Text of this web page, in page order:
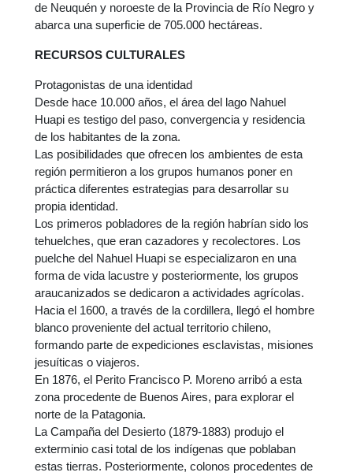
de Neuquén y noroeste de la Provincia de Río Negro y
abarca una superficie de 705.000 hectáreas.
RECURSOS CULTURALES
Protagonistas de una identidad
Desde hace 10.000 años, el área del lago Nahuel
Huapi es testigo del paso, convergencia y residencia
de los habitantes de la zona.
Las posibilidades que ofrecen los ambientes de esta
región permitieron a los grupos humanos poner en
práctica diferentes estrategias para desarrollar su
propia identidad.
Los primeros pobladores de la región habrían sido los
tehuelches, que eran cazadores y recolectores. Los
puelche del Nahuel Huapi se especializaron en una
forma de vida lacustre y posteriormente, los grupos
araucanizados se dedicaron a actividades agrícolas.
Hacia el 1600, a través de la cordillera, llegó el hombre
blanco proveniente del actual territorio chileno,
formando parte de expediciones esclavistas, misiones
jesuíticas o viajeros.
En 1876, el Perito Francisco P. Moreno arribó a esta
zona procedente de Buenos Aires, para explorar el
norte de la Patagonia.
La Campaña del Desierto (1879-1883) produjo el
exterminio casi total de los indígenas que poblaban
estas tierras. Posteriormente, colonos procedentes de